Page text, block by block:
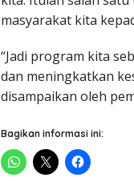
masyarakat kita
“Jadi program kita
dan meningkatkan
disampaikan oleh
Bagikan informasi ini: